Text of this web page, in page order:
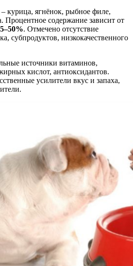
– курица, ягнёнок, рыбное филе,
Процентное содержание зависит от
. Отмечено отсутствие
субпродуктов, низкокачественного
источники витаминов,
кислот, антиоксидантов.
усилители вкус и запаха,